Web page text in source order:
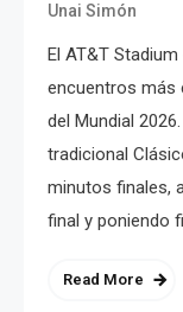
Unai Simón
El AT&T
encuentros más
del Mundial
tradicional
minutos finales,
final y poniendo
Read More